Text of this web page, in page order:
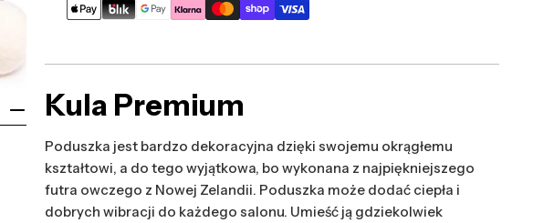
Metody
Kula Premium
Poduszka jest bardzo dekoracyjna dzięki swojemu okrągłemu
kształtowi, a do tego wyjątkowa, bo wykonana z najpiękniejszego
futra owczego z Nowej Zelandii. Poduszka może dodać ciepła i
dobrych wibracji do każdego salonu. Umieść ją gdziekolwiek